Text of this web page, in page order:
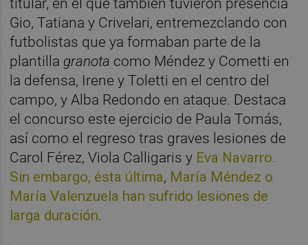
titular, en el que también tuvieron presencia
Gio, Tatiana y Crivelari, entremezclando con
futbolistas que ya formaban parte de la
plantilla granota como Méndez y Cometti en
la defensa, Irene y Toletti en el centro del
campo, y Alba Redondo en ataque. Destaca
el concurso este ejercicio de Paula Tomás,
así como el regreso tras graves lesiones de
Carol Férez, Viola Calligaris y Eva Navarro.
Sin embargo, ésta última, María Méndez o
María Valenzuela han sufrido lesiones de
larga duración.